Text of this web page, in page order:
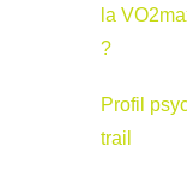
la
?
Profil
trail